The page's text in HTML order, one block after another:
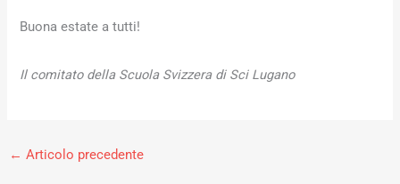
Buona estate a tutti!
Il comitato della Scuola Svizzera di Sci Lugano
← Articolo precedente